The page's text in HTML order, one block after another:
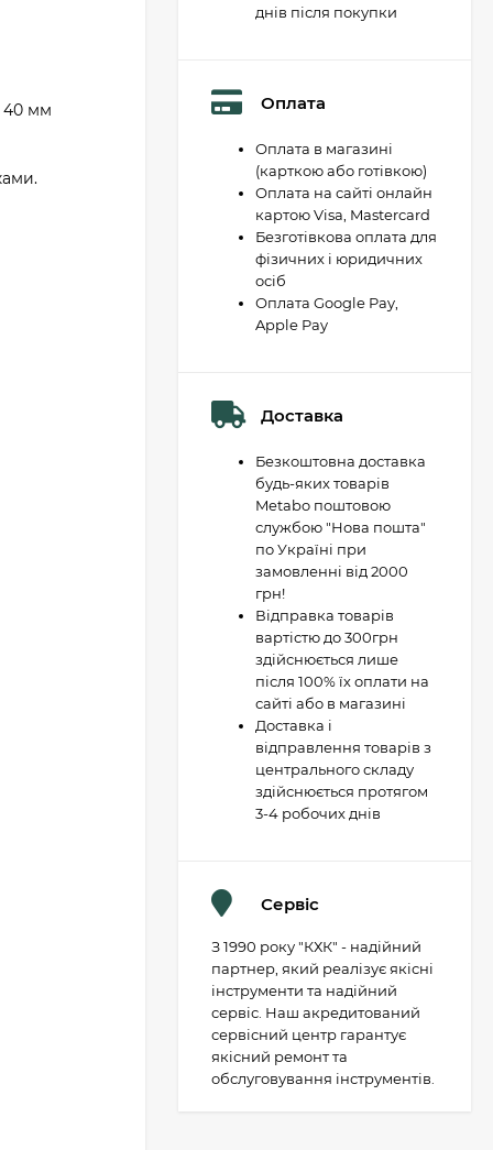
40 мм
днів після покупки
Оплата
Оплата в магазині
(карткою або готівкою)
Оплата на сайті онлайн
картою Visa, Mastercard
Безготівкова оплата для
фізичних і юридичних
осіб
Оплата Google Pay,
Apple Pay
Доставка
Безкоштовна доставка
будь-яких товарів
Metabo поштовою
службою "Нова пошта"
по Україні при
замовленні від 2000
грн!
Відправка товарів
вартістю до 300грн
здійснюється лише
після 100% їх оплати на
сайті або в магазині
Доставка і
відправлення товарів з
центрального складу
здійснюється протягом
3-4 робочих днів
Сервіс
З 1990 року "КХК" - надійний
партнер, який реалізує якісні
інструменти та надійний
сервіс. Наш акредитований
сервісний центр гарантує
якісний ремонт та
обслуговування інструментів.